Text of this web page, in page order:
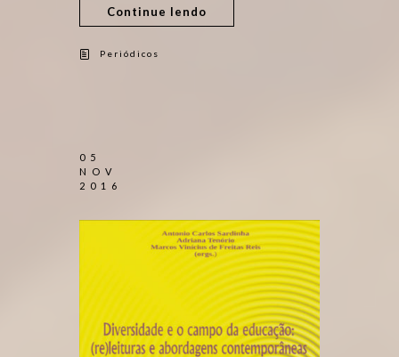
Continue lendo
Periódicos
05
NOV
2016